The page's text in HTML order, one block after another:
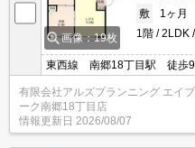
画像：19枚
敷
1ヶ月
1階
2LDK
東西線 南郷18丁目駅 徒歩9
有限会社アルズプランニング エイ
ーク南郷18丁目店
情報更新日 2026/08/07